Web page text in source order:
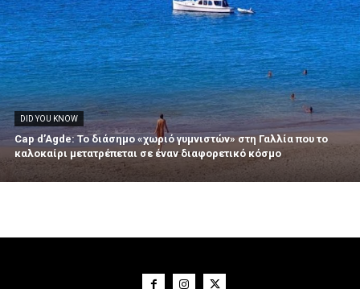
DID YOU KNOW
Cap d’Agde: Το διάσημο «χωριό γυμνιστών» στη Γαλλία που το
καλοκαίρι μετατρέπεται σε έναν διαφορετικό κόσμο